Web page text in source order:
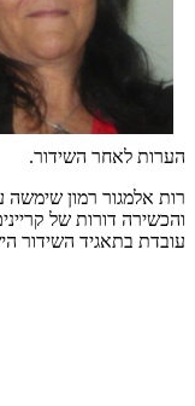
הערות לאחר השידור.
רות אלמגור רמון שימשה
והכשירה דורות של
עובדת בתאגיד השידור